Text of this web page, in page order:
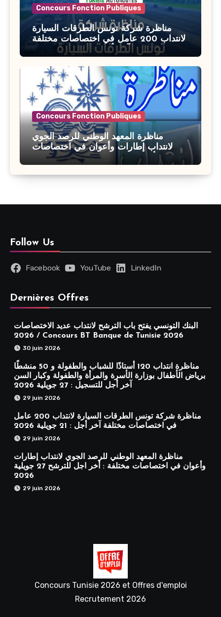
Concours Fonction Publiques
مناظرة شركة تونس الطرقات السيارة
لانتداب 200 عامل في اختصاصات مختلفة
آخر أجل : 21 جويلية 2026
Concours Fonction Publiques
مناظرة المعهد الوطني للرصد الجوي
لانتداب إطارات وأعوان في اختصاصات
مختلفة : أخر اجل للترشح 27 جويلية 2026
Follow Us
Facebook YouTube LinkedIn
Dernières Offres
البنك التونسي يفتح باب الترشح لانتداب عديد الاختصاصات
2026 / Concours BT Banque de Tunisie 2026
30 juin 2026
مناظرة انتداب 120 أستاذًا للشباب والطفولة و 50 منشطًا
برياض الأطفال بوزارة الأسرة والمرأة والطفولة وكبار السن
آخر أجل للتسجيل : 27 جويلية 2026
29 juin 2026
مناظرة شركة تونس الطرقات السيارة لانتداب 200 عامل
في اختصاصات مختلفة آخر أجل : 21 جويلية 2026
29 juin 2026
مناظرة المعهد الوطني للرصد الجوي لانتداب إطارات
وأعوان في اختصاصات مختلفة : أخر اجل للترشح 27 جويلية
2026
29 juin 2026
Concours Tunisie 2026 et Offres d'emploi
Recrutement 2026